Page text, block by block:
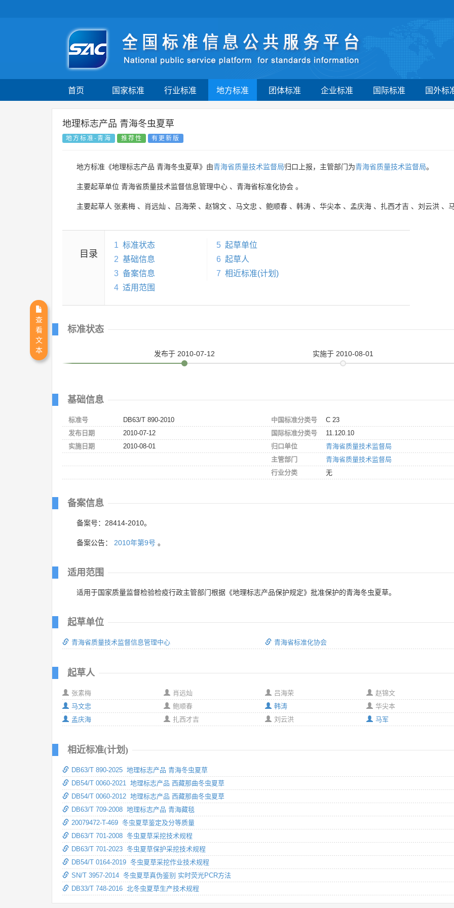
首页 国家标准 行业标准 地方标准 团体标准 企业标准 国际标准 国外标
地理标志产品 青海冬虫夏草
地方标准-青海 推荐性 有更新版
地方标准《地理标志产品 青海冬虫夏草》由青海省质量技术监督局归口上报，主管部门为青海省质量技术监督局。
主要起草单位 青海省质量技术监督信息管理中心 、 青海省标准化协会 。
主要起草人 张素梅 、 肖远灿 、 吕海荣 、 赵锦文 、 马文忠 、 鲍顺春 、 韩涛 、 华尖本 、 孟庆海 、 扎西才吉 、 刘云洪 、
目录
1 标准状态
2 基础信息
3 备案信息
4 适用范围
5 起草单位
6 起草人
7 相近标准(计划)
标准状态
发布于 2010-07-12 实施于 2010-08-01
基础信息
标准号
DB63/T 890-2010
发布日期
2010-07-12
实施日期
2010-08-01
中国标准分类号
C 23
国际标准分类号
11.120.10
归口单位
青海省质量技术监督局
主管部门
青海省质量技术监督局
行业分类
无
备案信息
备案号：28414-2010。
备案公告： 2010年第9号 。
适用范围
适用于国家质量监督检验检疫行政主管部门根据《地理标志产品保护规定》批准保护的青海冬虫夏草。
起草单位
青海省质量技术监督信息管理中心 青海省标准化协会
起草人
张素梅
肖远灿
马文忠
鲍顺春
孟庆海
扎西才吉
吕海荣
赵锦文
韩涛
华尖本
刘云洪
马军
相近标准(计划)
DB63/T 890-2025 地理标志产品 青海冬虫夏草
DB54/T 0060-2021 地理标志产品 西藏那曲冬虫夏草
DB54/T 0060-2012 地理标志产品 西藏那曲冬虫夏草
DB63/T 709-2008 地理标志产品 青海藏毯
20079472-T-469 冬虫夏草鉴定及分等质量
DB63/T 701-2008 冬虫夏草采挖技术规程
DB63/T 701-2023 冬虫夏草保护采挖技术规程
DB54/T 0164-2019 冬虫夏草采挖作业技术规程
SN/T 3957-2014 冬虫夏草真伪鉴别 实时荧光PCR方法
DB33/T 748-2016 北冬虫夏草生产技术规程
查
看
文
本